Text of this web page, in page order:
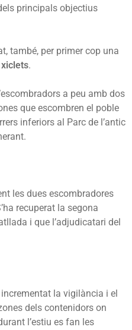
principals objectius
també, per primer cop una
xiclets.
a peu amb dos
que escombren el poble
inferiors al Parc de l’antic
les dues escombradores
recuperat la segona
i que l’adjudicatari del
la vigilància i el
dels contenidors on
l’estiu es fan les